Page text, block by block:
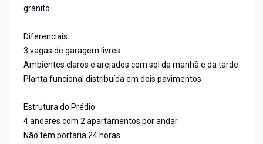
granito
Diferenciais
3 vagas de garagem livres
Ambientes claros e arejados com sol da manhã e da tarde
Planta funcional distribuída em dois pavimentos
Estrutura do Prédio
4 andares com 2 apartamentos por andar
Não tem portaria 24 horas